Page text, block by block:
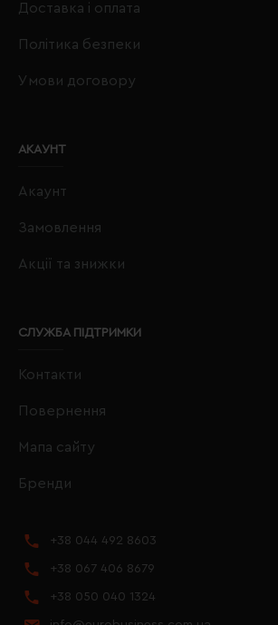
Доставка і оплата
Політика безпеки
Умови договору
АКАУНТ
Акаунт
Замовлення
Акції та знижки
СЛУЖБА ПІДТРИМКИ
Контакти
Повернення
Мапа сайту
Бренди
+38 044 492 8603
+38 067 406 8679
+38 050 040 1324